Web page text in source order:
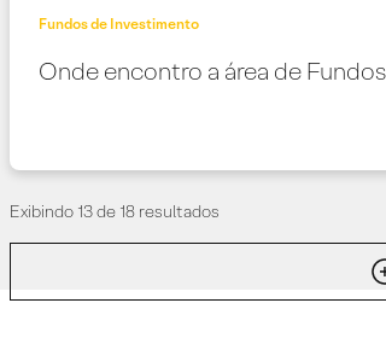
Fundos de Investimento
Onde encontro a área de
Exibindo 13 de 18 resultados